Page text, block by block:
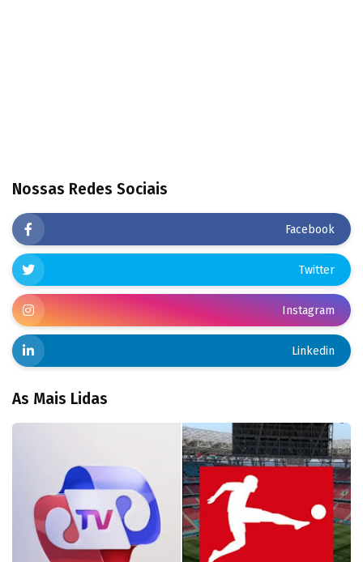
Nossas Redes Sociais
Facebook
Twitter
Instagram
Linkedin
As Mais Lidas